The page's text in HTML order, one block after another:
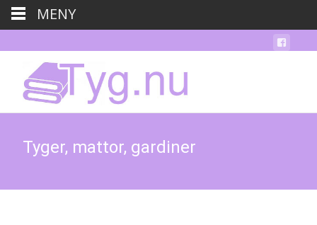
Tyger, mattor, gardiner
MENY